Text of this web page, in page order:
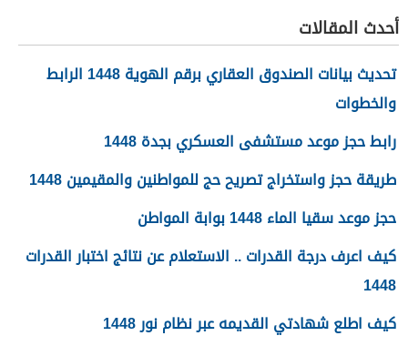
أحدث المقالات
تحديث بيانات الصندوق العقاري برقم الهوية 1448 الرابط
والخطوات
رابط حجز موعد مستشفى العسكري بجدة 1448
طريقة حجز واستخراج تصريح حج للمواطنين والمقيمين 1448
حجز موعد سقيا الماء 1448 بوابة المواطن
كيف اعرف درجة القدرات .. الاستعلام عن نتائج اختبار القدرات
1448
كيف اطلع شهادتي القديمه عبر نظام نور 1448